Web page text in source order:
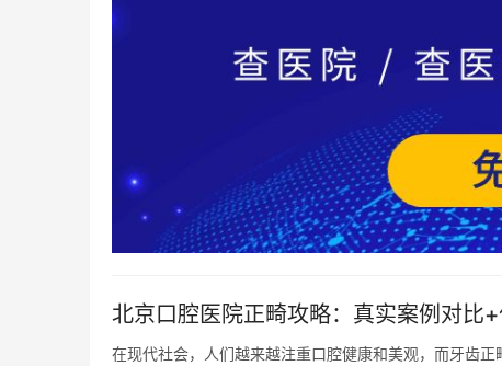
北京口腔医院正畸攻略：真实案例对比
在现代社会，人们越来越注重口腔健康和美观，而牙齿